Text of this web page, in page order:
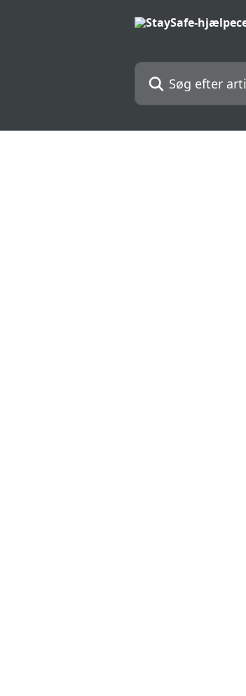
Søg efter artikler...